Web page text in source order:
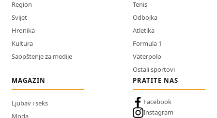
Region
Svijet
Hronika
Kultura
Saopštenje za medije
Tenis
Odbojka
Atletika
Formula 1
Vaterpolo
Ostali sportovi
MAGAZIN
Ljubav i seks
Moda
PRATITE NAS
Facebook
Instagram